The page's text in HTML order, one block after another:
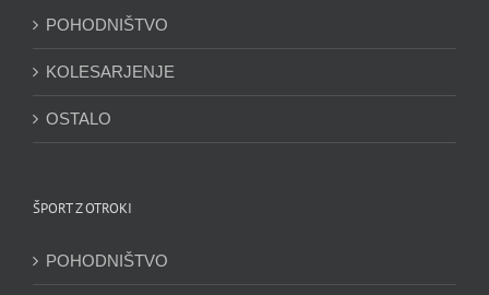
POHODNIŠTVO
KOLESARJENJE
OSTALO
ŠPORT Z OTROKI
POHODNIŠTVO